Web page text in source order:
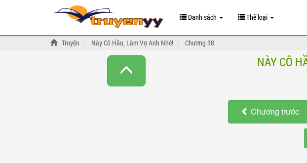
Danh sách Thể loại
Truyện Này Cô Hầu, Làm Vợ Anh Nhé! Chương 38
NÀY CÔ
Chương trước